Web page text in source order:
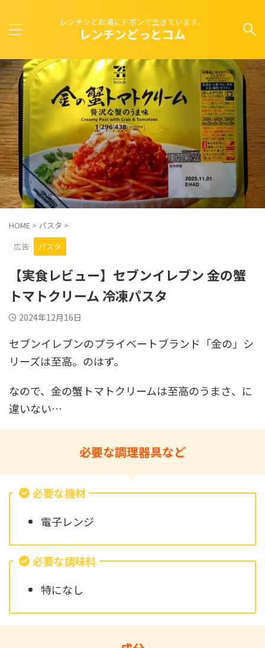
レンチンとお湯にドボンで生きています。
レンチンどっとコム
HOME > パスタ >
広告
パスタ
【実食レビュー】セブンイレブン 金の蟹
トマトクリーム 冷凍パスタ
2024年12月16日
セブンイレブンのプライベートブランド「金の」シ
リーズは至高。のはず。
なので、金の蟹トマトクリームは至高のうまさ、に
違いない…
必要な調理器具など
必要な機材
電子レンジ
必要な調味料
特になし